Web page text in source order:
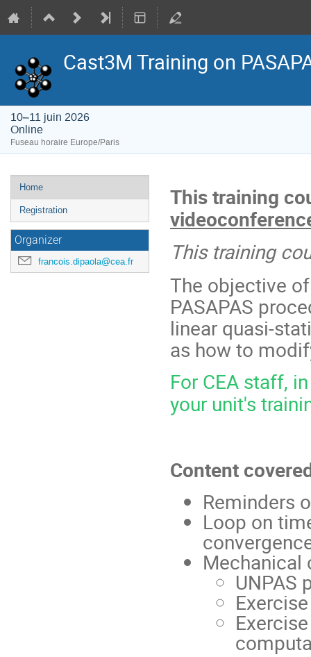
Cast3M Training on
10–11 juin 2026
Online
Fuseau horaire Europe/Paris
Menu
de
l'événement
Home
Registration
Organizer
francois.dipaola@cea.fr
This training
This training
The objective
PASAPAS
linear quasi-
as how to
For CEA staff,
your unit's
Content
Reminders
Loop on
Mechanical
UNPAS